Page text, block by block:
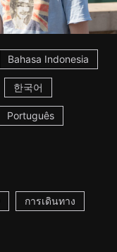
Bahasa Indonesia
한국어
Português
การเดินทาง